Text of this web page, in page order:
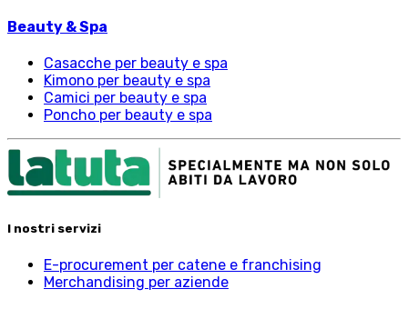
Beauty & Spa
Casacche per beauty e spa
Kimono per beauty e spa
Camici per beauty e spa
Poncho per beauty e spa
I nostri servizi
E-procurement per catene e franchising
Merchandising per aziende